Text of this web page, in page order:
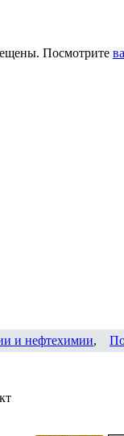
Посмотрите
и нефтехимии,